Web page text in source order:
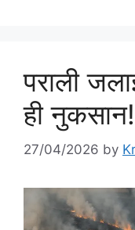
पराली
ही नुकसान!
27/04/2026 by